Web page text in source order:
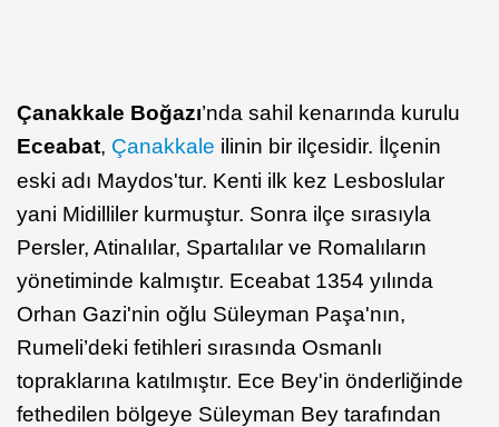
Çanakkale Boğazı’nda sahil kenarında kurulu
Eceabat, Çanakkale ilinin bir ilçesidir. İlçenin
eski adı Maydos'tur. Kenti ilk kez Lesboslular
yani Midilliler kurmuştur. Sonra ilçe sırasıyla
Persler, Atinalılar, Spartalılar ve Romalıların
yönetiminde kalmıştır. Eceabat 1354 yılında
Orhan Gazi'nin oğlu Süleyman Paşa'nın,
Rumeli’deki fetihleri sırasında Osmanlı
topraklarına katılmıştır. Ece Bey'in önderliğinde
fethedilen bölgeye Süleyman Bey tarafından